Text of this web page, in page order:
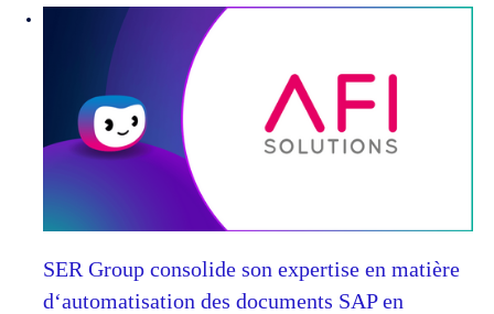
SER Group consolide son expertise en matière
d‘automatisation des documents SAP en